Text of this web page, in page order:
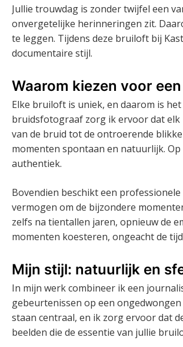
Jullie trouwdag is zonder twijfel een
onvergetelijke herinneringen zit.
te leggen. Tijdens deze bruiloft bij
documentaire stijl.
Waarom kiezen voor
Elke bruiloft is uniek, en daarom is
bruidsfotograaf zorg ik ervoor dat elk
van de bruid tot de ontroerende
momenten spontaan en natuurlijk.
authentiek.
Bovendien beschikt een
vermogen om de bijzondere
zelfs na tientallen jaren, opnieuw de
momenten koesteren, ongeacht de
Mijn stijl: natuurlijk en
In mijn werk combineer ik een
gebeurtenissen op een
staan centraal, en ik zorg ervoor dat
beelden die de essentie van jullie